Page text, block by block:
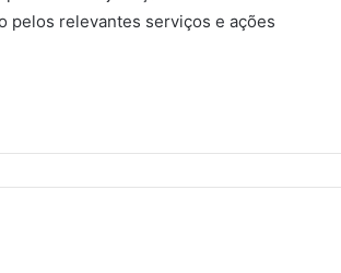
pelos relevantes serviços e ações